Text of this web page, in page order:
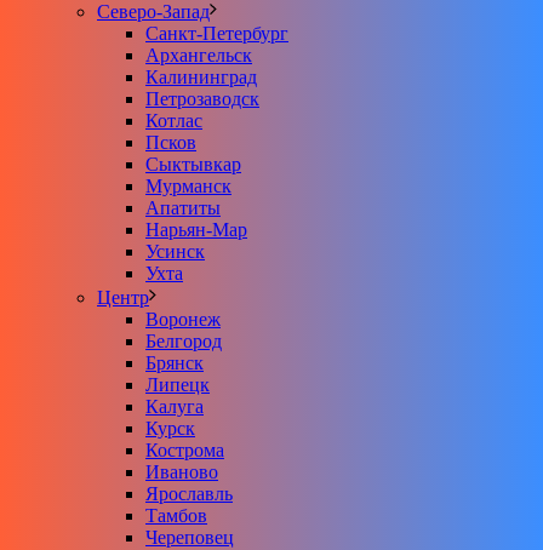
Северо-Запад
Санкт-Петербург
Архангельск
Калининград
Петрозаводск
Котлас
Псков
Сыктывкар
Мурманск
Апатиты
Нарьян-Мар
Усинск
Ухта
Центр
Воронеж
Белгород
Брянск
Липецк
Калуга
Курск
Кострома
Иваново
Ярославль
Тамбов
Череповец